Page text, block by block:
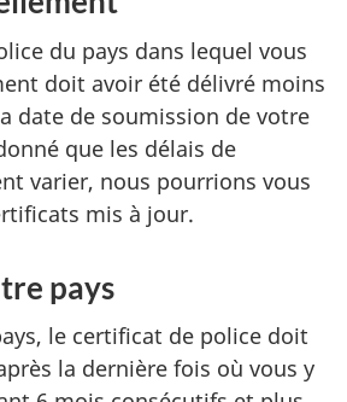
du pays dans lequel vous
doit avoir été délivré moins
date de soumission de votre
que les délais de
varier, nous pourrions vous
mis à jour.
pays
le certificat de police doit
la dernière fois où vous y